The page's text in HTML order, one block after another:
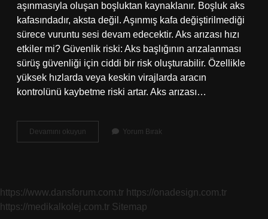
aşınmasıyla oluşan boşluktan kaynaklanır. Boşluk aks
kafasındadır, aksta değil. Aşınmış kafa değiştirilmediği
sürece vuruntu sesi devam edecektir. Aks arızası hızı
etkiler mi? Güvenlik riski: Aks başlığının arızalanması
sürüş güvenliği için ciddi bir risk oluşturabilir. Özellikle
yüksek hızlarda veya keskin virajlarda aracın
kontrolünü kaybetme riski artar. Aks arızası…
Devamını okuyun
Arızası
Yorum Bırak
https://www.dansforum.com.tr https://onadesign.com.tr
https://medikalkolej.com.tr Sitemap